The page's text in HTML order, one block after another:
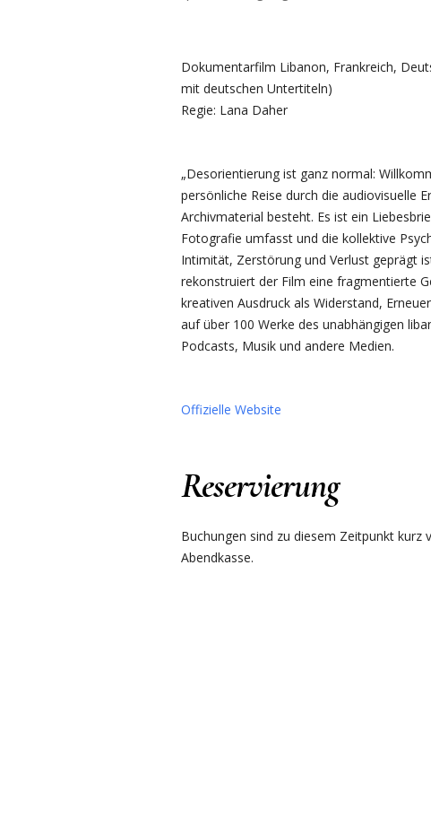
Dokumentarfilm Libanon, Frankreich,
mit deutschen Untertiteln)
Regie: Lana Daher
„Desorientierung ist ganz normal:
persönliche Reise durch die audiovisuelle
Archivmaterial besteht. Es ist ein
Fotografie umfasst und die kollektive
Intimität, Zerstörung und Verlust geprägt
rekonstruiert der Film eine fragmentierte
kreativen Ausdruck als Widerstand,
auf über 100 Werke des unabhängigen
Podcasts, Musik und andere Medien.
Offizielle Website
Reservierung
Buchungen sind zu diesem Zeitpunkt
Abendkasse.